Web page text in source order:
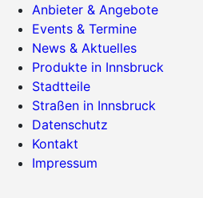
Anbieter & Angebote
Events & Termine
News & Aktuelles
Produkte in Innsbruck
Stadtteile
Straßen in Innsbruck
Datenschutz
Kontakt
Impressum